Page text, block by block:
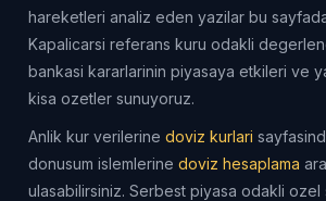
hareketleri analiz eden yazilar bu
Kapalicarsi referans kuru odakli
bankasi kararlarinin piyasaya etkileri ve
kisa ozetler sunuyoruz.
Anlik kur verilerine doviz kurlari
donusum islemlerine doviz hesaplama
ulasabilirsiniz. Serbest piyasa odakli ozel